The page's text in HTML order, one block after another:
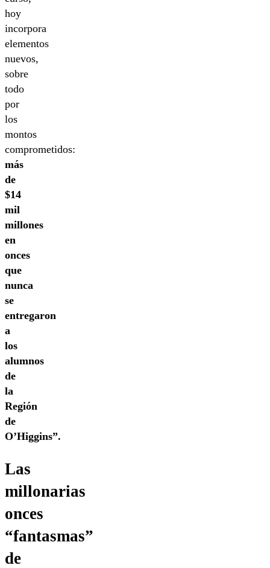
hoy
incorpora
elementos
nuevos,
sobre
todo
por
los
montos
comprometidos:
más
de
$14
mil
millones
en
onces
que
nunca
se
entregaron
a
los
alumnos
de
la
Región
de
O’Higgins”.
Las
millonarias
onces
“fantasmas”
de